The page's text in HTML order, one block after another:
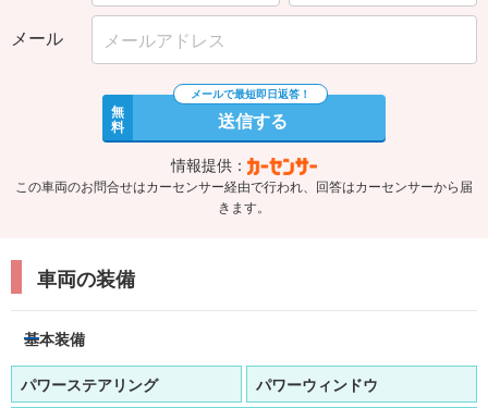
メール
無
料 送信する
情報提供：
この車両のお問合せはカーセンサー経由で行われ、回答はカーセンサーから届
きます。
車両の装備
基本装備
パワーステアリング
パワーウィンドウ